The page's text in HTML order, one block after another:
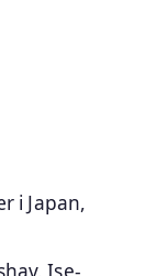
i Japan,